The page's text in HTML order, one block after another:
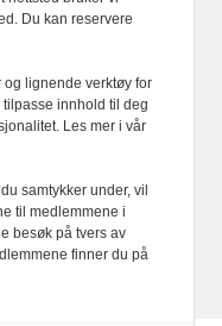
vår.
alltid det fulle
med eller
Du kan reservere
og lignende verktøy for
innhold til deg
Les mer i vår
samtykker under, vil
til medlemmene i
besøk på tvers av
finner du på